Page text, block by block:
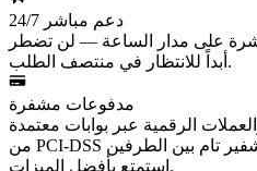
دعم مباشر 24/7
على مدار الساعة — لن تضطر
أبداً للانتظار في منتصف الطلب.
مدفوعات مشفرة
الرقمية عبر بوابات معتمدة
استمتع بأفضل الميزات.